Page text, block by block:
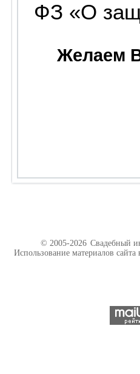
ФЗ «О
Желаем
© 2005-2026 Свадебный
Использование материалов